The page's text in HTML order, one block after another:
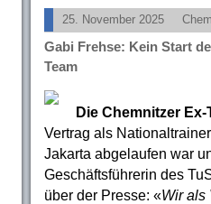
25. November 2025
Gabi Frehse: Kein Start
Team
Die Chemnitzer
Vertrag als
Jakarta abgelaufen war
Geschäftsführerin des
über der Presse: «Wir als